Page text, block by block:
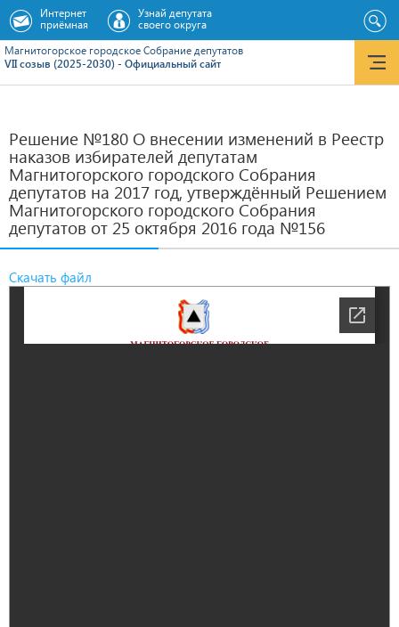
Магнитогорское городское Cобрание депутатов
VII созыв (2025-2030) - Официальный сайт
Интернет
приёмная
Узнай депутата
своего округа
Решение №180 О внесении изменений в Реестр
наказов избирателей депутатам
Магнитогорского городского Собрания
депутатов на 2017 год, утверждённый Решением
Магнитогорского городского Собрания
депутатов от 25 октября 2016 года №156
Скачать файл